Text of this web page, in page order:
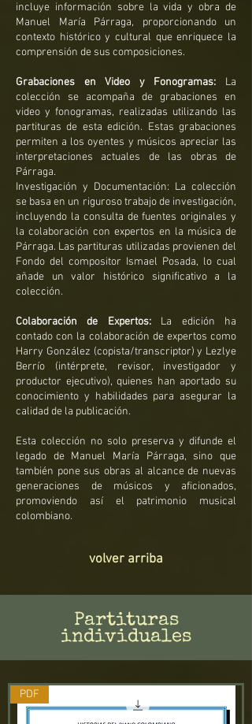
incluye información sobre la vida y obra de
Manuel María Párraga, proporcionando un
contexto histórico y cultural que enriquece la
comprensión de sus composiciones.
Grabaciones en Video y Fonogramas: La
colección se acompaña de grabaciones en
video y fonogramas, realizadas utilizando las
partituras de esta edición. Estas grabaciones
permiten a los oyentes y músicos apreciar las
interpretaciones actuales de las obras de
Párraga.
Investigación y Documentación: La colección
se basa en un riguroso trabajo de investigación,
incluyendo la consulta de fuentes originales y
la colaboración con expertos en la música de
Párraga. Las partituras utilizadas provienen del
Fondo del compositor Ismael Posada, lo cual
añade un valor histórico significativo a la
colección.
Colaboración de Expertos:La edición ha
contado con la colaboración de expertos como
Harry González (copista/transcriptor) y Lezlye
Berrío (intérprete, revisor, investigador y
productor ejecutivo), quienes han aportado su
conocimiento y habilidades para asegurar la
calidad de la publicación.
Esta colección no solo preserva y difunde el
legado de Manuel María Párraga, sino que
también pone sus obras al alcance de nuevas
generaciones de músicos y aficionados,
promoviendo así el patrimonio musical
colombiano.
volver arriba
Partituras
individuales
PDF